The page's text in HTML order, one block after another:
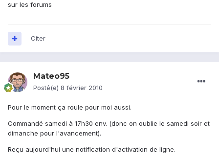
sur les forums
Citer
Mateo95
Posté(e) 8 février 2010
Pour le moment ça roule pour moi aussi.
Commandé samedi à 17h30 env. (donc on oublie le samedi soir et
dimanche pour l'avancement).
Reçu aujourd'hui une notification d'activation de ligne.